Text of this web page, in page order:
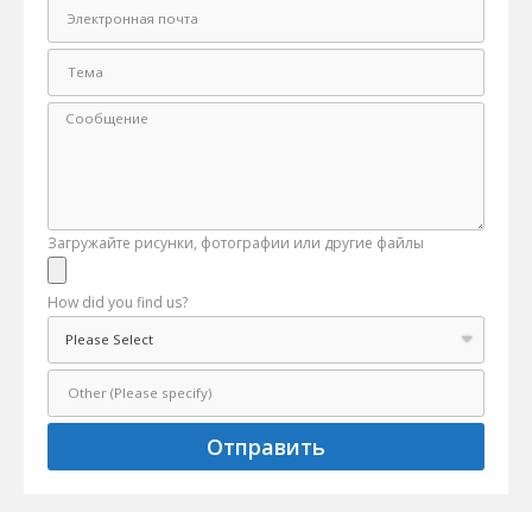
Загружайте рисунки, фотографии или другие файлы
How did you find us?
Отправить